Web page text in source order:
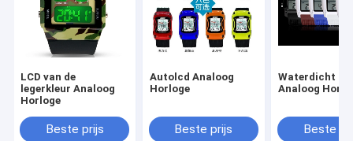
LCD van de
legerkleur Analoog
Horloge
Beste prijs
Autolcd Analoog
Horloge
Beste prijs
Waterdicht
Analoog
Beste